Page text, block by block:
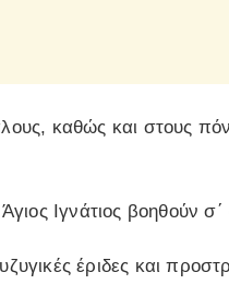
καθώς και στους
Ιγνάτιος βοηθούν σ΄
έριδες και